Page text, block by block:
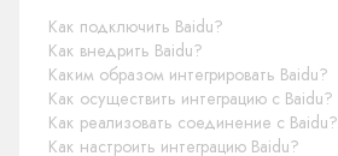
Как подключить Baidu?
Как внедрить Baidu?
Каким образом интегрировать Baidu?
Как осуществить интеграцию с Baidu?
Как реализовать соединение с Baidu?
Как настроить интеграцию Baidu?